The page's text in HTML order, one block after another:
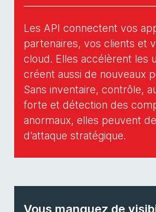
Les API connectent vos
partenaires, vos clients et
cloud. Elles accélèrent les
créent aussi de nouveaux
Sans inventaire, contrôle,
forte et détection des
anormaux, elles peuvent
d’attaque stratégique.
Vous manquez de